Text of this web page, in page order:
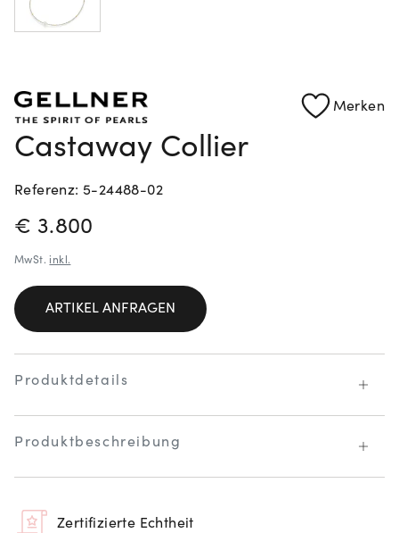
Merken
Castaway Collier
Referenz: 5-24488-02
PREISINFORMATIONEN
€ 3.800
MwSt. inkl.
ARTIKEL ANFRAGEN
Produktdetails
Produktbeschreibung
Zertifizierte Echtheit